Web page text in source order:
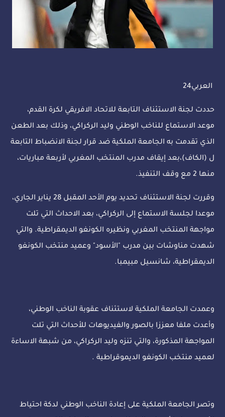
العربي24
حددت لجنة الاستئناف التابعة للاتحاد الافريقي لكرة القدم،
موعد الاستماع للناخب الوطني وليد الركراكي، وذلك بعد الطعن
الذي تقدمت به الجامعة الملكية ضد قرار لجنة الانضباط التابعة
ل (الكاف)،بعد إيقاف مدرب المنتخب المغربي لأربعة مباريات،
منها 2 مع وقف التنفيذ.
وقررت لجنة الاستئناف تحديد يوم الأحد المقبل 28 يناير الجاري،
موعدا لجلسة الاستماع إلى الركراكي، بعد الاحداث التي تلت
مواجهة المنتخب المغربي ونظيره الكونغو الديمقراطية. والتي
شهدت مناوشات بين مدرب "الأسود" وعميد منتخب الكونغو
الديمقراطية، شانسيل مبيمبا.
وعمدت الجامعة الملكية لاستئناف عقوبة الناخب الوطني،
وأعدت ملفا معززا بالصور والفيديوهات للأحداث التي تلت
المواجهة المذكورة، والتي تنزه وليد الركراكي، من شبهة الاساءة
لعميد منتخب الكونغو الديموقراطية .
وتصر الجامعة الملكية على إعادة الناخب الوطني لدكة احتياط